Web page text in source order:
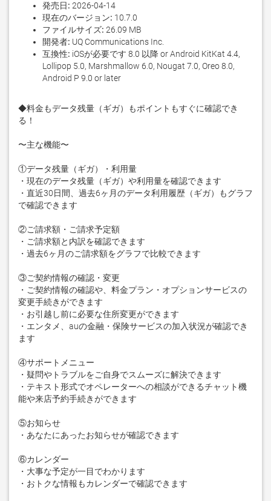
発売日: 2026-04-14
現在のバージョン: 10.7.0
ファイルサイズ: 26.09 MB
開発者: UQ Communications Inc.
互換性: iOSが必要です 8.0 以降 or Android KitKat 4.4,
Lollipop 5.0, Marshmallow 6.0, Nougat 7.0, Oreo 8.0,
Android P 9.0 or later
◆料金もデータ残量（ギガ）もポイントもすぐに確認でき
る！
〜主な機能〜
①データ残量（ギガ）・利用量
・現在のデータ残量（ギガ）や利用量を確認できます
・直近30日間、過去6ヶ月のデータ利用履歴（ギガ）もグラフ
で確認できます
②ご請求額・ご請求予定額
・ご請求額と内訳を確認できます
・過去6ヶ月のご請求額をグラフで比較できます
③ご契約情報の確認・変更
・ご契約情報の確認や、料金プラン・オプションサービスの
変更手続きができます
・お引越し前に必要な住所変更ができます
・エンタメ、auの金融・保険サービスの加入状況が確認でき
ます
④サポートメニュー
・疑問やトラブルをご自身でスムーズに解決できます
・テキスト形式でオペレーターへの相談ができるチャット機
能や来店予約手続きができます
⑤お知らせ
・あなたにあったお知らせが確認できます
⑥カレンダー
・大事な予定が一目でわかります
・おトクな情報もカレンダーで確認できます